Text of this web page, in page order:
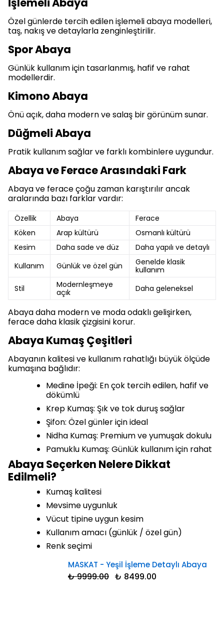
Özel günlerde tercih edilen işlemeli abaya modelleri,
taş, nakış ve detaylarla zenginleştirilir.
Spor Abaya
Günlük kullanım için tasarlanmış, hafif ve rahat
modellerdir.
Kimono Abaya
Önü açık, daha modern ve salaş bir görünüm sunar.
Düğmeli Abaya
Pratik kullanım sağlar ve farklı kombinlere uygundur.
Abaya ve Ferace Arasındaki Fark
Abaya ve ferace çoğu zaman karıştırılır ancak
aralarında bazı farklar vardır:
Özellik Abaya
Ferace
Köken
Arap kültürü
Osmanlı kültürü
Kesim
Daha sade ve düz
Daha yapılı ve detaylı
Kullanım
Günlük ve özel gün
Genelde klasik
kullanım
Stil
Modernleşmeye
açık
Daha geleneksel
Abaya daha modern ve moda odaklı gelişirken,
ferace daha klasik çizgisini korur.
Abaya Kumaş Çeşitleri
Abayanın kalitesi ve kullanım rahatlığı büyük ölçüde
kumaşına bağlıdır:
Medine İpeği: En çok tercih edilen, hafif ve
dökümlü
Krep Kumaş: Şık ve tok duruş sağlar
Şifon: Özel günler için ideal
Nidha Kumaş: Premium ve yumuşak dokulu
Pamuklu Kumaş: Günlük kullanım için rahat
Abaya Seçerken Nelere Dikkat
Edilmeli?
Kumaş kalitesi
Mevsime uygunluk
Vücut tipine uygun kesim
Kullanım amacı (günlük / özel gün)
Renk seçimi
MASKAT - Yeşil İşleme Detaylı Abaya
₺ 9999.00 ₺ 8499.00